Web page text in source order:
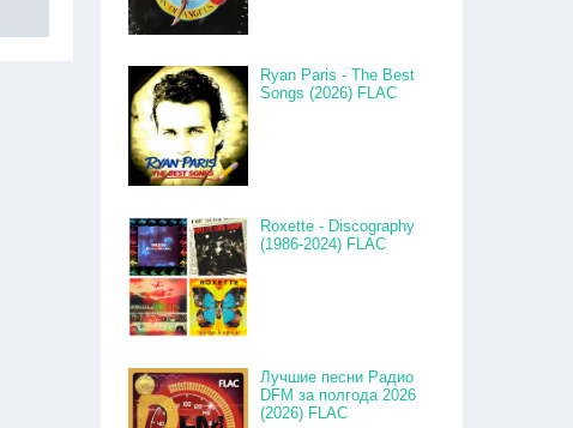
Ryan Paris - The Best
Songs (2026) FLAC
Roxette - Discography
(1986-2024) FLAC
Лучшие песни Радио
DFM за полгода 2026
(2026) FLAC